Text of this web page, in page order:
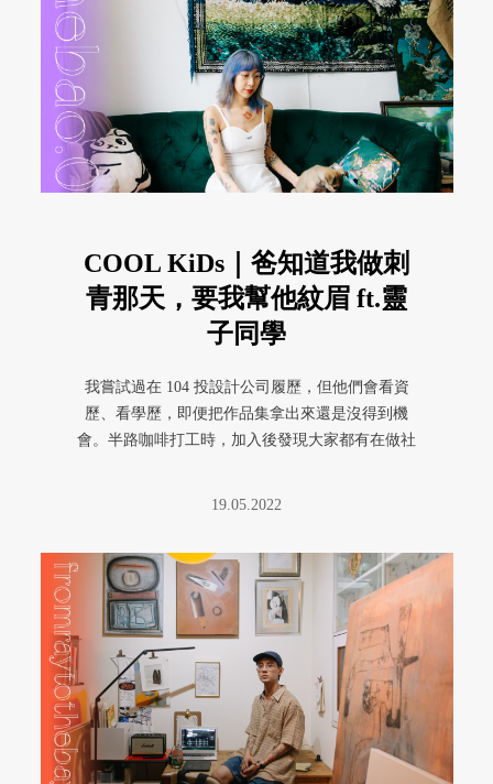
COOL KiDs｜爸知道我做刺
青那天，要我幫他紋眉 ft.靈
子同學
我嘗試過在 104 投設計公司履歷，但他們會看資
歷、看學歷，即便把作品集拿出來還是沒得到機
會。半路咖啡打工時，加入後發現大家都有在做社
19.05.2022